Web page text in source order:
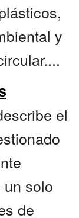
y
el
solo
de